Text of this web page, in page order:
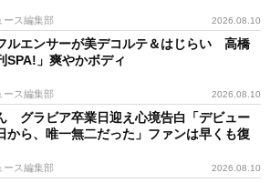
ース編集部 2026.08.10
ルエンサーが美デコルテ＆はじらい 高橋
SPA!」爽やかボディ
ース編集部 2026.08.10
グラビア卒業日迎え心境告白「デビュー
から、唯一無二だった」ファンは早くも復
ース編集部 2026.08.10